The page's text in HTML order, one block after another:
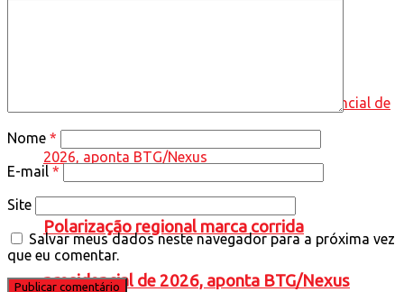
Polarização regional marca corrida
presidencial de 2026, aponta BTG/Nexus
Nome *
E-mail *
Site
Salvar meus dados neste navegador para a próxima vez
que eu comentar.